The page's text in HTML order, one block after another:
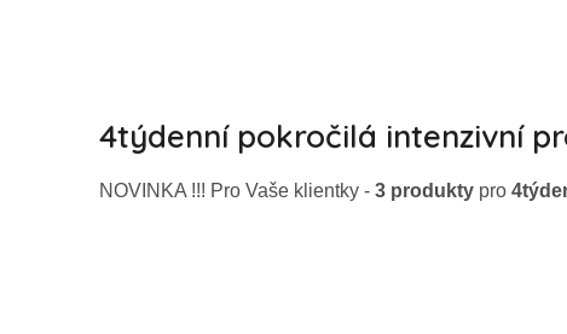
4týdenní pokročilá intenzivní
NOVINKA !!! Pro Vaše klientky - 3 produkty pro